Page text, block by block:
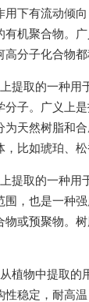
用下有流动倾
有机聚合物。
分子化合物都
提取的一种用
分子。广义上
为天然树脂和
比如琥珀、松
提取的一种用
围，也是一种
物或预聚物。
植物中提取的
性稳定，耐高